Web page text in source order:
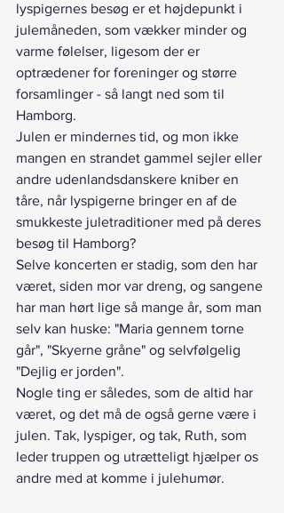
lyspigernes besøg er et højdepunkt i
julemåneden, som vækker minder og
varme følelser, ligesom der er
optrædener for foreninger og større
forsamlinger - så langt ned som til
Hamborg.
Julen er mindernes tid, og mon ikke
mangen en strandet gammel sejler eller
andre udenlandsdanskere kniber en
tåre, når lyspigerne bringer en af de
smukkeste juletraditioner med på deres
besøg til Hamborg?
Selve koncerten er stadig, som den har
været, siden mor var dreng, og sangene
har man hørt lige så mange år, som man
selv kan huske: "Maria gennem torne
går", "Skyerne gråne" og selvfølgelig
"Dejlig er jorden".
Nogle ting er således, som de altid har
været, og det må de også gerne være i
julen. Tak, lyspiger, og tak, Ruth, som
leder truppen og utrætteligt hjælper os
andre med at komme i julehumør.